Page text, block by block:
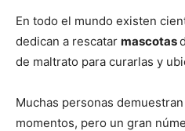
–
En todo el mundo existen
dedican a rescatar mascotas
de maltrato para curarlas y
Muchas personas
momentos, pero un gran